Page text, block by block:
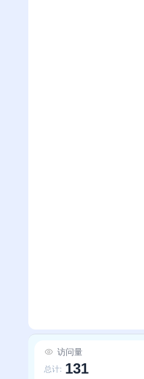
访问量
总计: 131